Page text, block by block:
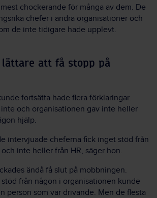
chockerande för många av dem. De
chefer i andra organisationer och
de inte tidigare hade upplevt.
att få stopp på
fortsätta hade flera förklaringar.
och organisationen gav inte heller
hjälp.
intervjuade cheferna fick inget stöd från
inte heller från HR, säger hon.
ändå få slut på mobbningen.
från någon i organisationen kunde
person som var drivande. Men de flesta